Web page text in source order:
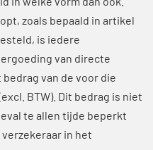
in welke vorm dan ook.
zoals bepaald in artikel
is iedere
van directe
van de voor die
BTW). Dit bedrag is niet
te allen tijde beperkt
in het